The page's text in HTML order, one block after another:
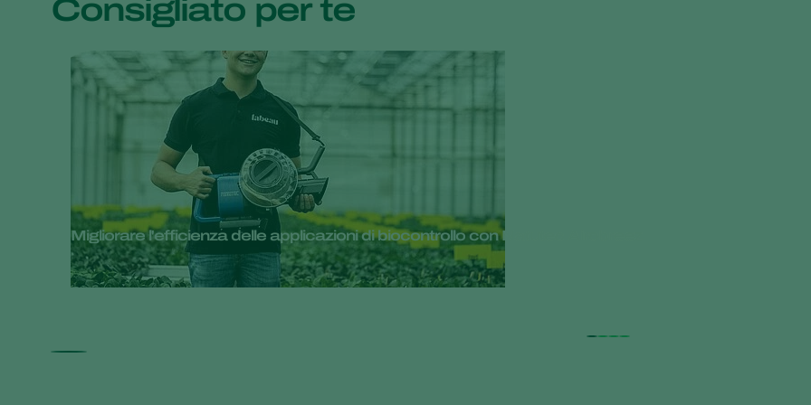
Consigliato per te
Migliorare l'efficienza delle applicazioni di biocontrollo con Natutec Airobreez